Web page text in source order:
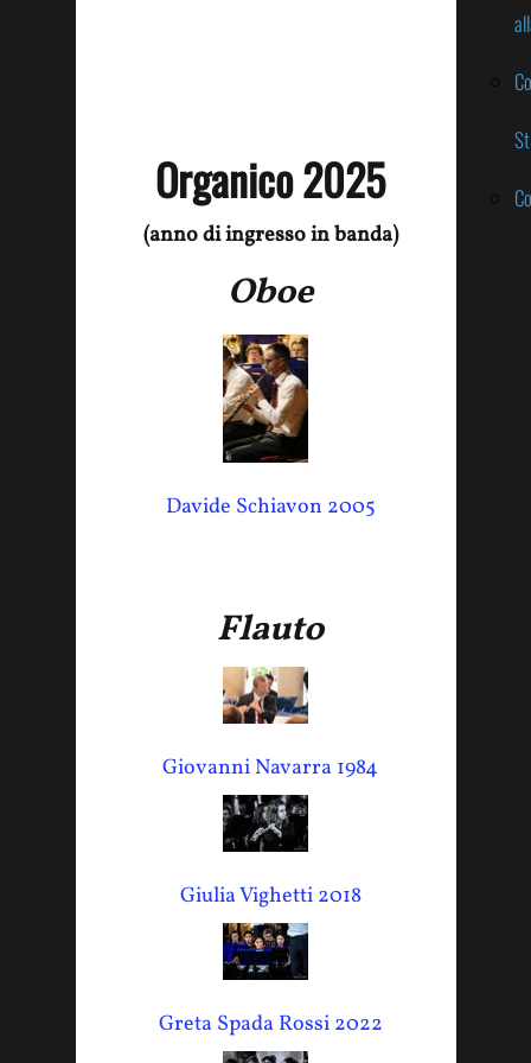
Organico 2025
(anno di ingresso in banda)
Oboe
Davide Schiavon 2005
Flauto
Giovanni Navarra 1984
Giulia Vighetti 2018
Greta Spada Rossi 2022